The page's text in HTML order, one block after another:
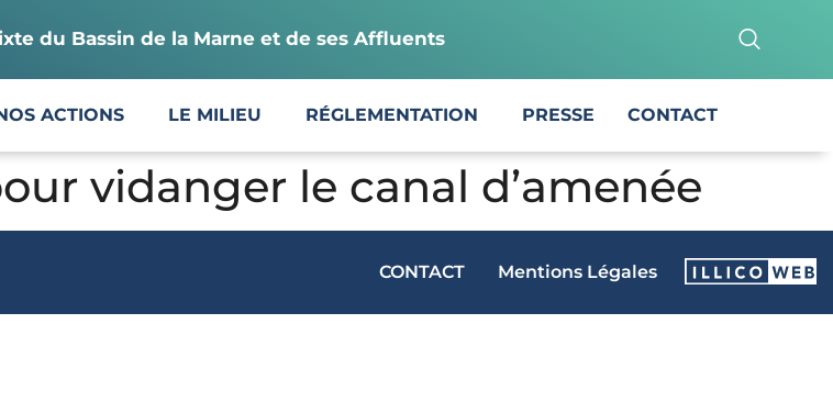
du Bassin de la Marne et de ses Affluents
ACTIONS LE MILIEU RÉGLEMENTATION PRESSE CONTACT
vidanger le canal d’amenée
CONTACT Mentions Légales